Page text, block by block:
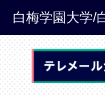
白梅学園大学/